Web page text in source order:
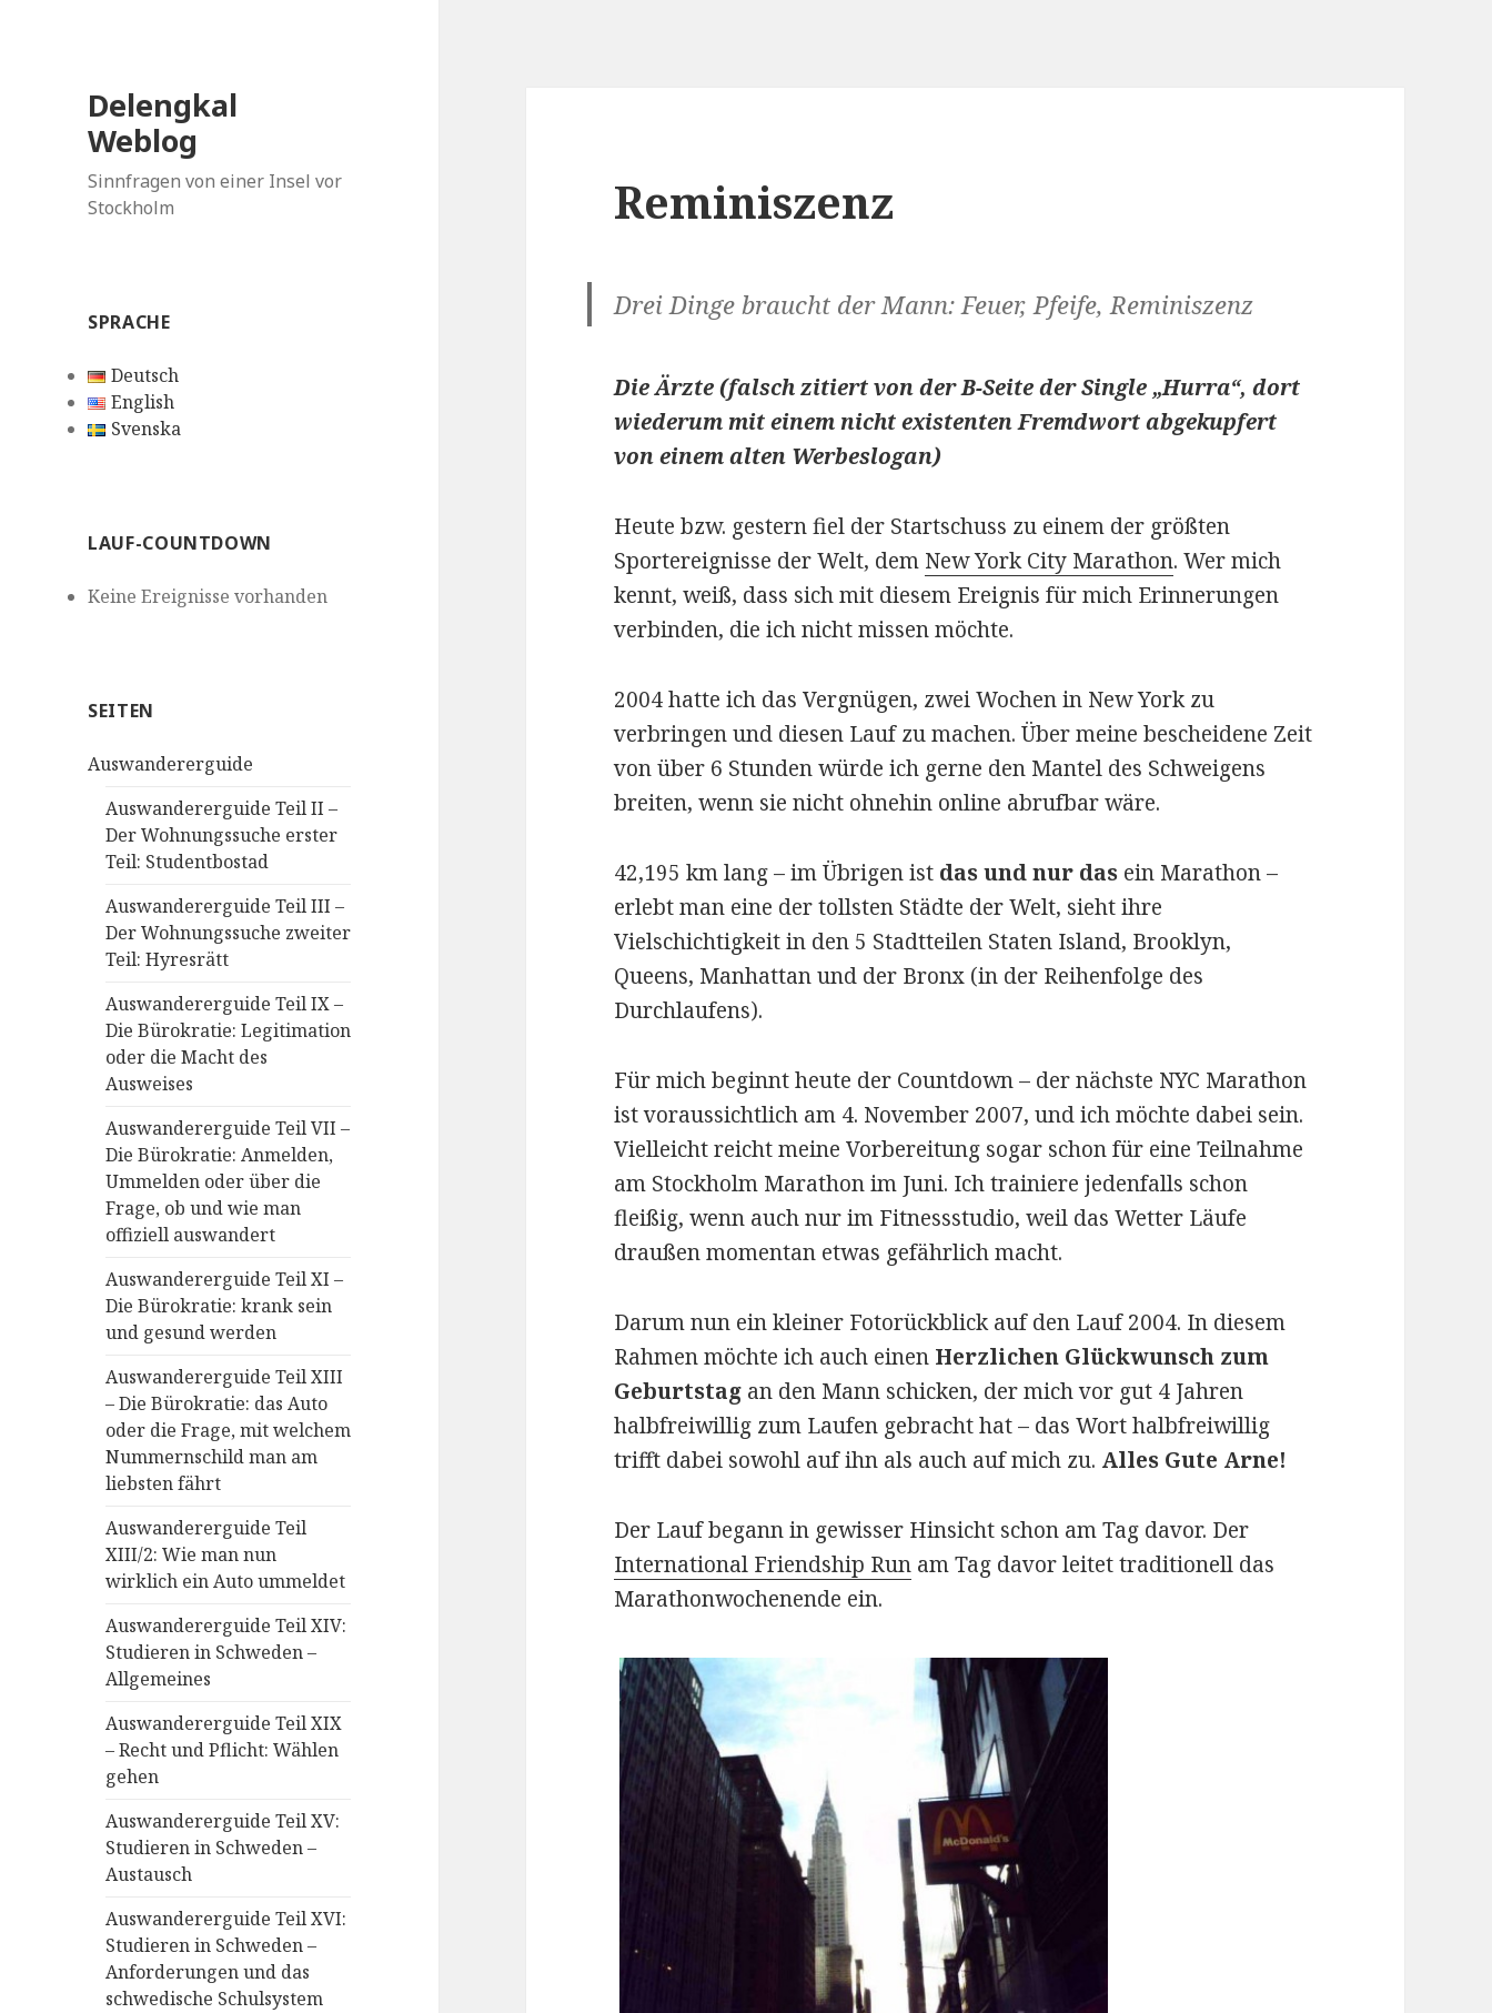
Delengkal
Weblog
Sinnfragen von einer Insel vor
Stockholm
SPRACHE
Deutsch
English
Svenska
LAUF-COUNTDOWN
Keine Ereignisse vorhanden
SEITEN
Auswandererguide
Auswandererguide Teil II –
Der Wohnungssuche erster
Teil: Studentbostad
Auswandererguide Teil III –
Der Wohnungssuche zweiter
Teil: Hyresrätt
Auswandererguide Teil IX –
Die Bürokratie: Legitimation
oder die Macht des
Ausweises
Auswandererguide Teil VII –
Die Bürokratie: Anmelden,
Ummelden oder über die
Frage, ob und wie man
offiziell auswandert
Auswandererguide Teil XI –
Die Bürokratie: krank sein
und gesund werden
Auswandererguide Teil XIII
– Die Bürokratie: das Auto
oder die Frage, mit welchem
Nummernschild man am
liebsten fährt
Auswandererguide Teil
XIII/2: Wie man nun
wirklich ein Auto ummeldet
Auswandererguide Teil XIV:
Studieren in Schweden –
Allgemeines
Auswandererguide Teil XIX
– Recht und Pflicht: Wählen
gehen
Auswandererguide Teil XV:
Studieren in Schweden –
Austausch
Auswandererguide Teil XVI:
Studieren in Schweden –
Anforderungen und das
schwedische Schulsystem
Reminiszenz
Drei Dinge braucht der Mann: Feuer, Pfeife, Reminiszenz
Die Ärzte (falsch zitiert von der B-Seite der Single „Hurra“, dort
wiederum mit einem nicht existenten Fremdwort abgekupfert
von einem alten Werbeslogan)
Heute bzw. gestern fiel der Startschuss zu einem der größten
Sportereignisse der Welt, dem New York City Marathon. Wer mich
kennt, weiß, dass sich mit diesem Ereignis für mich Erinnerungen
verbinden, die ich nicht missen möchte.
2004 hatte ich das Vergnügen, zwei Wochen in New York zu
verbringen und diesen Lauf zu machen. Über meine bescheidene Zeit
von über 6 Stunden würde ich gerne den Mantel des Schweigens
breiten, wenn sie nicht ohnehin online abrufbar wäre.
42,195 km lang – im Übrigen ist das und nur das ein Marathon –
erlebt man eine der tollsten Städte der Welt, sieht ihre
Vielschichtigkeit in den 5 Stadtteilen Staten Island, Brooklyn,
Queens, Manhattan und der Bronx (in der Reihenfolge des
Durchlaufens).
Für mich beginnt heute der Countdown – der nächste NYC Marathon
ist voraussichtlich am 4. November 2007, und ich möchte dabei sein.
Vielleicht reicht meine Vorbereitung sogar schon für eine Teilnahme
am Stockholm Marathon im Juni. Ich trainiere jedenfalls schon
fleißig, wenn auch nur im Fitnessstudio, weil das Wetter Läufe
draußen momentan etwas gefährlich macht.
Darum nun ein kleiner Fotorückblick auf den Lauf 2004. In diesem
Rahmen möchte ich auch einen Herzlichen Glückwunsch zum
Geburtstag an den Mann schicken, der mich vor gut 4 Jahren
halbfreiwillig zum Laufen gebracht hat – das Wort halbfreiwillig
trifft dabei sowohl auf ihn als auch auf mich zu. Alles Gute Arne!
Der Lauf begann in gewisser Hinsicht schon am Tag davor. Der
International Friendship Run am Tag davor leitet traditionell das
Marathonwochenende ein.